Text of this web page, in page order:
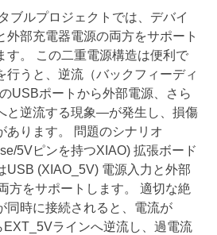
ブルプロジェクトでは、デバイ
外部充電器電源の両方をサポート
す。 この二重電源構造は便利で
行うと、逆流（バックフィーディ
USBポートから外部電源、さら
と逆流する現象—が発生し、損傷
あります。 問題のシナリオ
5Vピンを持つXIAO) 拡張ボード
USB (XIAO_5V) 電源入力と外部
方をサポートします。 適切な絶
同時に接続されると、電流が
ラインへ逆流し、過電流